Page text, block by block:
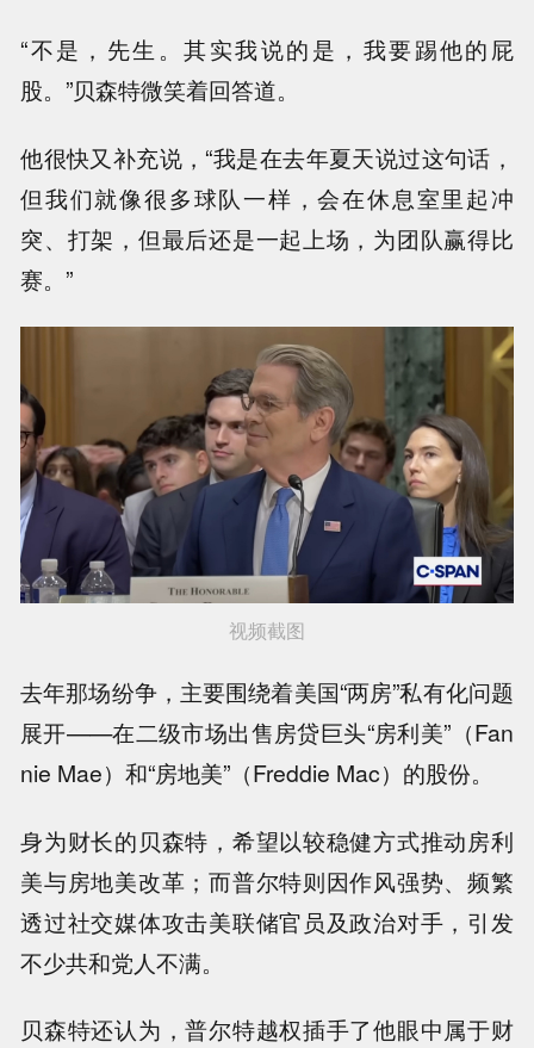
“不是，先生。其实我说的是，我要踢他的屁
股。”贝森特微笑着回答道。
他很快又补充说，“我是在去年夏天说过这句话，
但我们就像很多球队一样，会在休息室里起冲
突、打架，但最后还是一起上场，为团队赢得比
赛。”
视频截图
去年那场纷争，主要围绕着美国“两房”私有化问题
展开——在二级市场出售房贷巨头“房利美”（Fan
nie Mae）和“房地美”（Freddie Mac）的股份。
身为财长的贝森特，希望以较稳健方式推动房利
美与房地美改革；而普尔特则因作风强势、频繁
透过社交媒体攻击美联储官员及政治对手，引发
不少共和党人不满。
贝森特还认为，普尔特越权插手了他眼中属于财